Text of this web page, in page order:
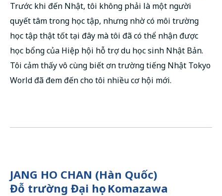
Trước khi đến Nhật, tôi không phải là một người
quyết tâm trong học tập, nhưng nhờ có môi trường
học tập thật tốt tại đây mà tôi đã có thể nhận được
học bổng của Hiệp hội hỗ trợ du học sinh Nhật Bản.
Tôi cảm thấy vô cùng biết ơn trường tiếng Nhật Tokyo
World đã đem đến cho tôi nhiều cơ hội mới.
JANG HO CHAN (Hàn Quốc)
Đỗ trường Đại học Komazawa